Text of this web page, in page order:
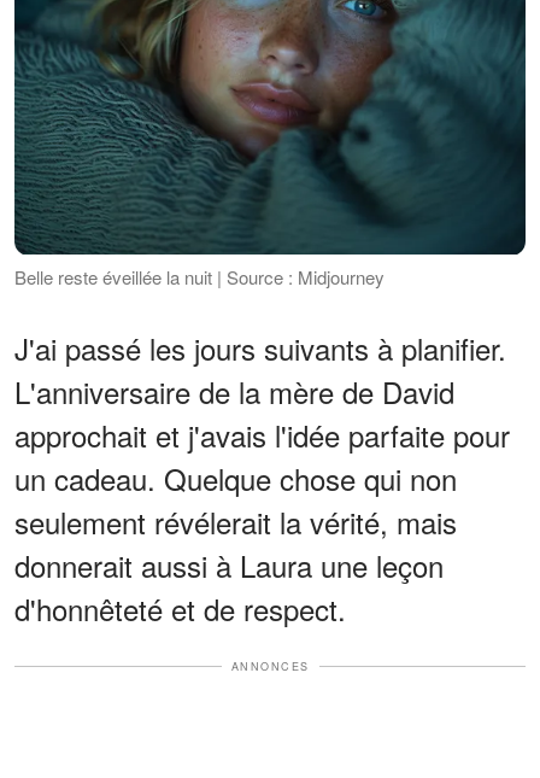
Belle reste éveillée la nuit | Source : Midjourney
J'ai passé les jours suivants à planifier.
L'anniversaire de la mère de David
approchait et j'avais l'idée parfaite pour
un cadeau. Quelque chose qui non
seulement révélerait la vérité, mais
donnerait aussi à Laura une leçon
d'honnêteté et de respect.
ANNONCES